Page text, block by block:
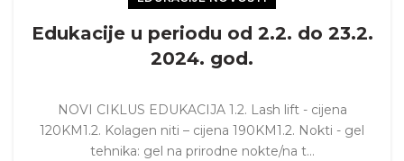
Edukacije u periodu od 2.2. do 23.2.
2024. god.
NOVI CIKLUS EDUKACIJA 1.2. Lash lift - cijena
120KM1.2. Kolagen niti – cijena 190KM1.2. Nokti - gel
tehnika: gel na prirodne nokte/na t...